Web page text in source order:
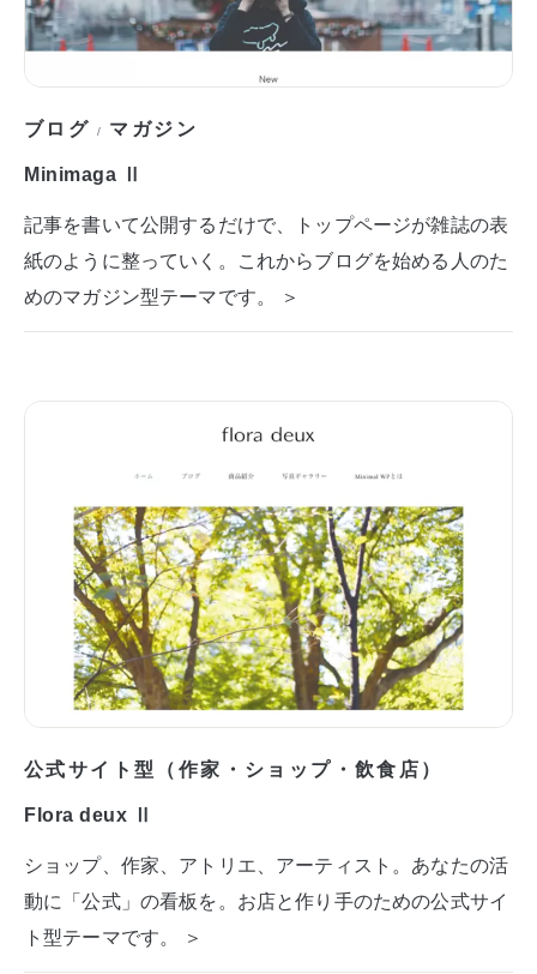
ブログ / マガジン
Minimaga Ⅱ
記事を書いて公開するだけで、トップページが雑誌の表
紙のように整っていく。これからブログを始める人のた
めのマガジン型テーマです。 ＞
公式サイト型（作家・ショップ・飲食店）
Flora deux Ⅱ
ショップ、作家、アトリエ、アーティスト。あなたの活
動に「公式」の看板を。お店と作り手のための公式サイ
ト型テーマです。 ＞